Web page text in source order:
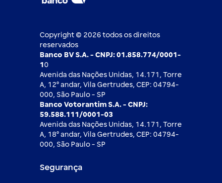
Câmbio e Comércio exterior
Notícias Econômicas
2ª via de boleto
Copyright © 2026 todos os direitos
reservados
Banco BV S.A. - CNPJ: 01.858.774/0001-
10
Avenida das Nações Unidas, 14.171, Torre
A, 12⁰ andar, Vila Gertrudes, CEP: 04794-
000, São Paulo - SP
Banco Votorantim S.A. - CNPJ:
59.588.111/0001-03
Avenida das Nações Unidas, 14.171, Torre
A, 18⁰ andar, Vila Gertrudes, CEP: 04794-
000, São Paulo - SP
Segurança